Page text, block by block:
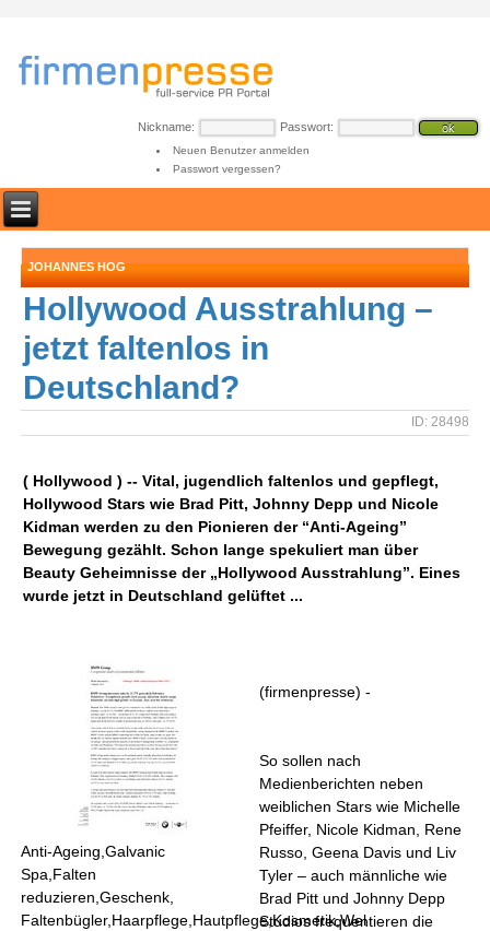
Nickname: Passwort:
Neuen Benutzer anmelden
Passwort vergessen?
JOHANNES HOG
Hollywood Ausstrahlung –
jetzt faltenlos in
Deutschland?
ID: 28498
( Hollywood ) -- Vital, jugendlich faltenlos und gepflegt,
Hollywood Stars wie Brad Pitt, Johnny Depp und Nicole
Kidman werden zu den Pionieren der “Anti-Ageing”
Bewegung gezählt. Schon lange spekuliert man über
Beauty Geheimnisse der „Hollywood Ausstrahlung”. Eines
wurde jetzt in Deutschland gelüftet ...
Anti-Ageing,Galvanic
Spa,Falten
reduzieren,Geschenk,
Faltenbügler,Haarpflege,Hautpflege,Kosmetik,Wel
(firmenpresse) -
So sollen nach
Medienberichten neben
weiblichen Stars wie Michelle
Pfeiffer, Nicole Kidman, Rene
Russo, Geena Davis und Liv
Tyler – auch männliche wie
Brad Pitt und Johnny Depp
Studios frequentieren die